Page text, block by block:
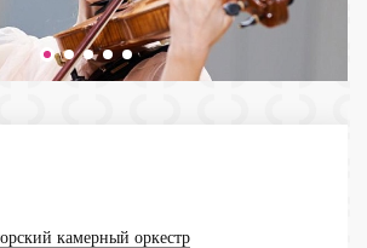
камерный оркестр